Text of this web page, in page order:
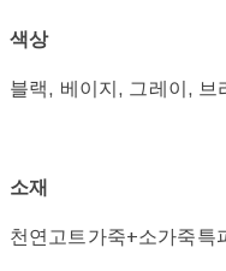
색상
블랙, 베이지, 그레이, 브
소재
천연고트가죽+소가죽특